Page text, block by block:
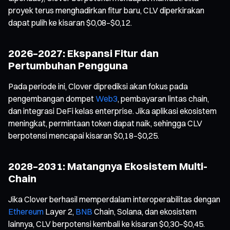
proyek terus menghadirkan fitur baru, CLV diperkirakan
dapat pulih ke kisaran $0,08–$0,12.
2026–2027: Ekspansi Fitur dan
Pertumbuhan Pengguna
Pada periode ini, Clover diprediksi akan fokus pada
pengembangan dompetWeb3, pembayaran lintas chain,
dan integrasi DeFi kelas enterprise. Jika aplikasi ekosistem
meningkat, permintaan token dapat naik, sehingga CLV
berpotensi mencapai kisaran $0,18–$0,25.
2028–2031: Matangnya Ekosistem Multi-
Chain
Jika Clover berhasil memperdalam interoperabilitas dengan
Ethereum Layer 2, BNB Chain, Solana, dan ekosistem
lainnya, CLV berpotensi kembali ke kisaran $0,30–$0,45.